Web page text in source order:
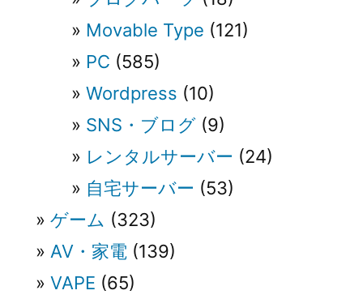
Movable Type (121)
PC (585)
Wordpress (10)
SNS・ブログ (9)
レンタルサーバー (24)
自宅サーバー (53)
ゲーム (323)
AV・家電 (139)
VAPE (65)